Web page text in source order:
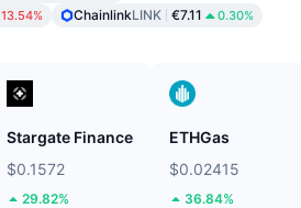
13.54% ChainlinkLINK €7.11 0.30%
Stargate Finance
$0.1572
29.82%
ETHGas
$0.02415
36.84%